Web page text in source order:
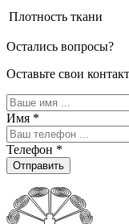
Плотность ткани
Остались вопросы?
Оставьте свои
Имя *
Телефон *
Отправить